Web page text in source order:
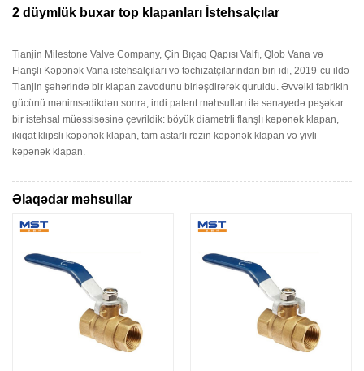
2 düymlük buxar top klapanları İstehsalçılar
Tianjin Milestone Valve Company, Çin Bıçaq Qapısı Valfı, Qlob Vana və
Flanşlı Kəpənək Vana istehsalçıları və təchizatçılarından biri idi, 2019-cu ildə
Tianjin şəhərində bir klapan zavodunu birləşdirərək quruldu. Əvvəlki fabrikin
gücünü mənimsədikdən sonra, indi patent məhsulları ilə sənayedə peşəkar
bir istehsal müəssisəsinə çevrildik: böyük diametrli flanşlı kəpənək klapan,
ikiqat klipsli kəpənək klapan, tam astarlı rezin kəpənək klapan və yivli
kəpənək klapan.
Əlaqədar məhsullar